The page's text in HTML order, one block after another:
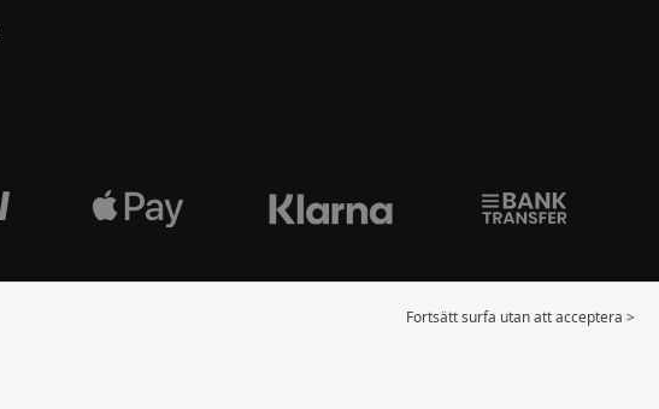
Fortsätt surfa utan att acceptera >